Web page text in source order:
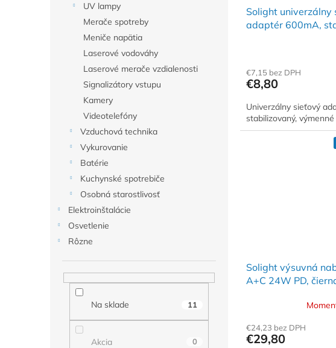
UV lampy
Merače spotreby
Meniče napätia
Laserové vodováhy
Laserové merače vzdialenosti
Signalizátory vstupu
Kamery
Videotelefóny
Vzduchová technika
Vykurovanie
Batérie
Kuchynské spotrebiče
Osobná starostlivosť
Elektroinštalácie
Osvetlenie
Rôzne
Na sklade 11
Akcia 0
Solight univerzálny
adaptér 600mA,
produktu
je
z
5
hviezdičiek.
€7,15 bez DPH
€8,80
Univerzálny sieťový
stabilizovaný,
Solight výsuvná
A+C 24W PD,
€24,23 bez DPH
€29,80